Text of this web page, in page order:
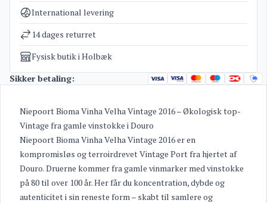
Kategorier
Vægt
2 kg
International levering
14 dages returret
Fysisk butik i Holbæk
Sikker betaling:
Niepoort Bioma Vinha Velha Vintage 2016 – Økologisk top-
Vintage fra gamle vinstokke i Douro
Niepoort Bioma Vinha Velha Vintage 2016 er en
kompromisløs og terroirdrevet Vintage Port fra hjertet af
Douro. Druerne kommer fra gamle vinmarker med vinstokke
på 80 til over 100 år. Her får du koncentration, dybde og
autenticitet i sin reneste form – skabt til samlere og